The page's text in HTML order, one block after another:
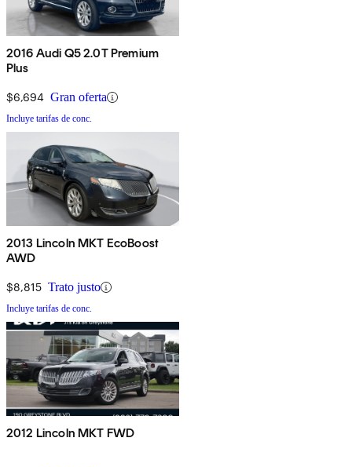
2016 Audi Q5 2.0T Premium
Plus
$6,694 Gran oferta
Incluye tarifas de conc.
2013 Lincoln MKT EcoBoost
AWD
$8,815 Trato justo
Incluye tarifas de conc.
2012 Lincoln MKT FWD